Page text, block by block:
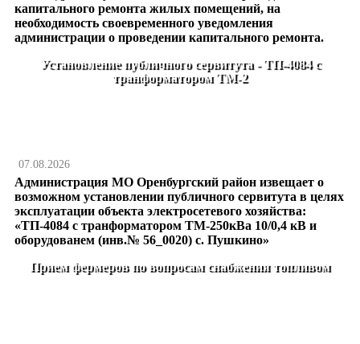
капитального ремонта жилых помещений, на
необходимость своевременного уведомления
администрации о проведении капитального ремонта.
Установление публичного сервитута - ТП-4084 с
транформатором ТМ-2
07.08.2026
Администрация МО Оренбургский район извещает о
возможном установлении публичного сервитута в целях
эксплуатации объекта электросетевого хозяйства:
«ТП-4084 с транформатором ТМ-250кВа 10/0,4 кВ и
оборудованем (инв.№ 56_0020) с. Пушкино»
Прием фермеров по вопросам снабжения топливом